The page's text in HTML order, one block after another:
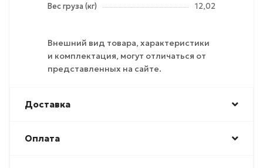
Вес груза (кг)
12,02
Внешний вид товара, характеристики
и комплектация, могут отличаться от
представленных на сайте.
Доставка
Оплата